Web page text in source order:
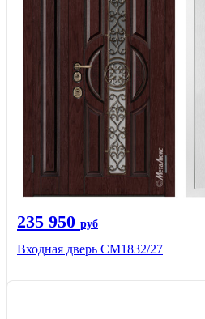
235 950 руб
Входная дверь СМ1832/27